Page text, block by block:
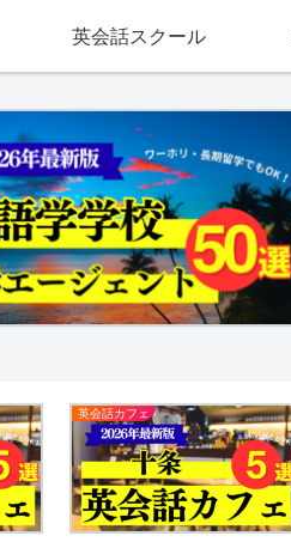
英会話スクール
英会話カフェ